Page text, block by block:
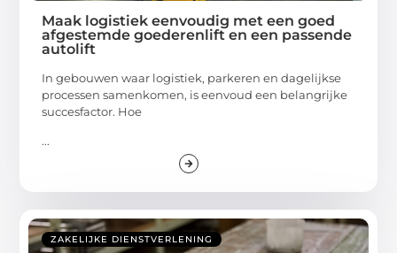
Maak logistiek eenvoudig met een goed
afgestemde goederenlift en een passende
autolift
In gebouwen waar logistiek, parkeren en dagelijkse
processen samenkomen, is eenvoud een belangrijke
succesfactor. Hoe
...
ZAKELIJKE DIENSTVERLENING